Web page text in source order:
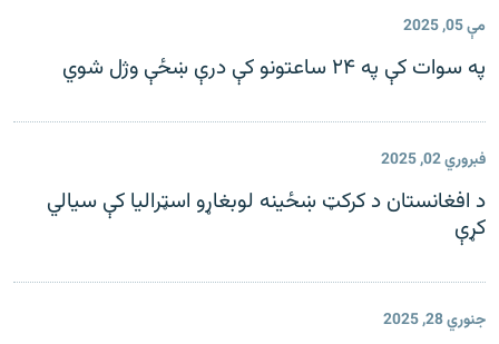
مې 05, 2025
په سوات کې په ۲۴ ساعتونو کې درې ښځې وژل شوي
فبروري 02, 2025
د افغانستان د کرکټ ښځینه لوبغاړو اسټرالیا کې سیالي
کړې
جنوري 28, 2025